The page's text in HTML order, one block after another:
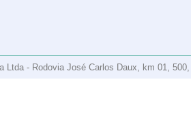
- Rodovia José Carlos Daux, km 01,